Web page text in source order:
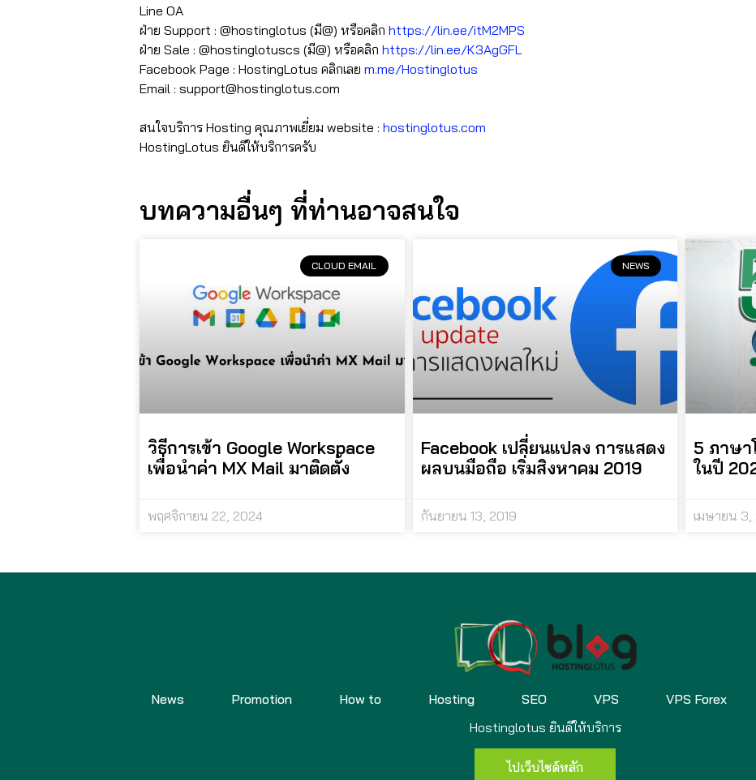
Line OA
ฝ่าย Support : @hostinglotus (มี@) หรือคลิก https://lin.ee/itM2MPS
ฝ่าย Sale : @hostinglotuscs (มี@) หรือคลิก https://lin.ee/K3AgGFL
Facebook Page : HostingLotus คลิกเลย m.me/Hostinglotus
Email : support@hostinglotus.com
สนใจบริการ Hosting คุณภาพเยี่ยม website : hostinglotus.com
HostingLotus ยินดีให้บริการครับ
บทความอื่นๆ ที่ท่านอาจสนใจ
CLOUD EMAIL
วิธีการเข้า Google Workspace
เพื่อนำค่า MX Mail มาติดตั้ง
พฤศจิกายน 22, 2024
NEWS
Facebook เปลี่ยนแปลง การแสดง
ผลบนมือถือ เริ่มสิงหาคม 2019
กันยายน 13, 2019
5 ภาษ
ในปี
เมษายน 3,
News Promotion How to Hosting SEO VPS VPS Forex
Hostinglotus ยินดีให้บริการ
ไปเว็บไซต์หลัก